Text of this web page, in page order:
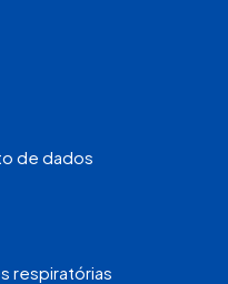
de dados
respiratórias